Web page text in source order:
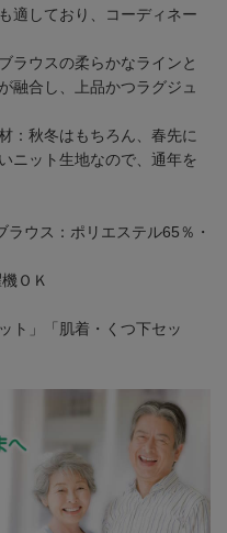
適しており、コーディネー
ラウスの柔らかなラインと
融合し、上品かつラグジュ
：秋冬はもちろん、春先に
ニット生地なので、通年を
ラウス：ポリエステル65％・
ＯＫ
ト」「肌着・くつ下セッ